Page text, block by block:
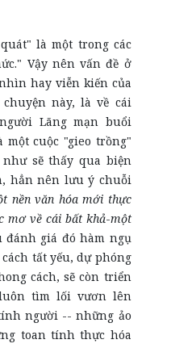
là một trong các
Vậy nên vấn đề ở
hay viễn kiến của
này, là về cái
Lãng mạn buổi
một cuộc "gieo trồng"
sẽ thấy qua biện
hẳn nên lưu ý chuỗi
nền văn hóa mới thực
mơ về cái bất khả-một
đánh giá đó hàm ngụ
tất yếu, dự phóng
cách, sẽ còn triển
tìm lối vươn lên
người -- những ảo
toan tính thực hóa